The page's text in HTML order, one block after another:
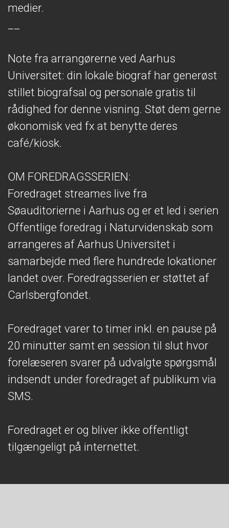
medier.
Note fra arrangørerne ved Aarhus
Universitet: din lokale biograf har generøst
stillet biografsal og personale gratis til
rådighed for denne visning. Støt dem gerne
økonomisk ved fx at benytte deres
café/kiosk.
OM FOREDRAGSSERIEN:
Foredraget streames live fra
Søauditorierne i Aarhus og er et led i serien
Offentlige foredrag i Naturvidenskab som
arrangeres af Aarhus Universitet i
samarbejde med flere hundrede lokationer
landet over. Foredragsserien er støttet af
Carlsbergfondet.
Foredraget varer to timer inkl. en pause på
20 minutter samt en session til slut hvor
forelæseren svarer på udvalgte spørgsmål
indsendt under foredraget af publikum via
SMS.
Foredraget er og bliver ikke offentligt
tilgængeligt på internettet.